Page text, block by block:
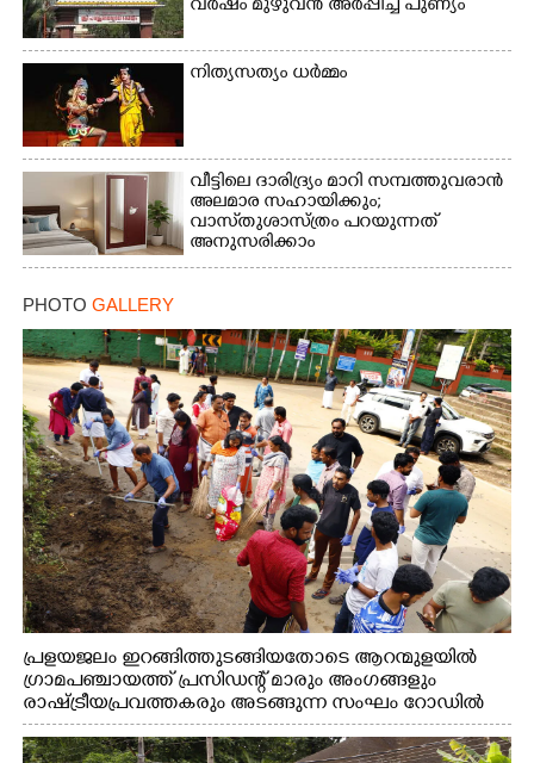
വർഷം മുഴുവൻ അർപ്പിച്ച പുണ്യം
നിത്യസത്യം ധർമ്മം
വീട്ടിലെ ദാരിദ്ര്യം മാറി സമ്പത്തുവരാൻ
അലമാര സഹായിക്കും;
വാസ്‌തുശാസ്ത്രം പറയുന്നത്
അനുസരിക്കാം
PHOTO GALLERY
പ്രളയജലം ഇറങ്ങിത്തുടങ്ങിയതോടെ ആറന്മുളയിൽ
ഗ്രാമപഞ്ചായത്ത് പ്രസിഡന്റ് മാരും അംഗങ്ങളും
രാഷ്ട്രീയപ്രവത്തകരും അടങ്ങുന്ന സംഘം റോഡിൽ
അടിഞ്ഞ് കൂടിയ ചെളിയും മണ്ണും മറ്റ് മാലിന്യങ്ങളും
നീക്കം ചെയ്യുന്നു.